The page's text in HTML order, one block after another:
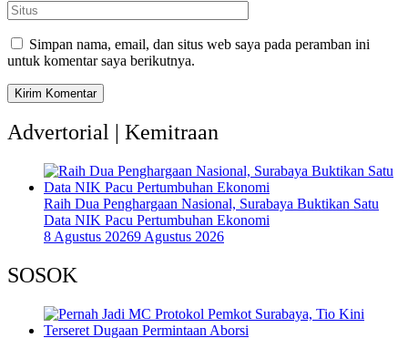
Simpan nama, email, dan situs web saya pada peramban ini
untuk komentar saya berikutnya.
Advertorial | Kemitraan
Raih Dua Penghargaan Nasional, Surabaya Buktikan Satu
Data NIK Pacu Pertumbuhan Ekonomi
8 Agustus 20269 Agustus 2026
SOSOK